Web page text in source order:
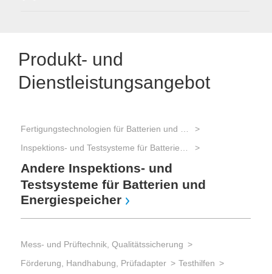
Produkt- und
Dienstleistungsangebot
Andere Inspektions- und
Testsysteme für Batterien und
Energiespeicher
Mess- und Prüftechnik, Qualitätssicherung
Förderung, Handhabung, Prüfadapter
Testhilfen